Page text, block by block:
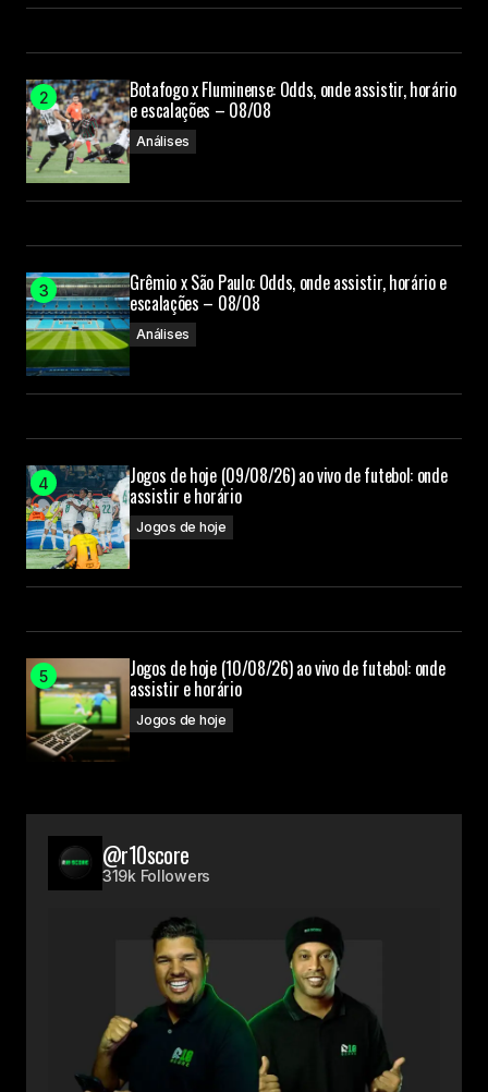
Botafogo x Fluminense: Odds, onde assistir, horário
e escalações – 08/08
Análises
Grêmio x São Paulo: Odds, onde assistir, horário e
escalações – 08/08
Análises
Jogos de hoje (09/08/26) ao vivo de futebol: onde
assistir e horário
Jogos de hoje
Jogos de hoje (10/08/26) ao vivo de futebol: onde
assistir e horário
Jogos de hoje
@r10score
319k Followers